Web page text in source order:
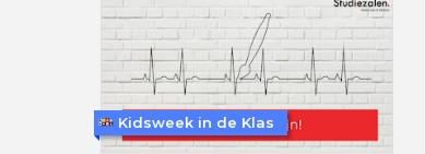
Kidsweek in de Klas